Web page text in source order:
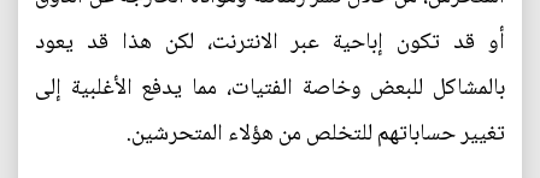
أو قد تكون إباحية عبر الانترنت، لكن هذا قد يعود
بالمشاكل للبعض وخاصة الفتيات، مما يدفع الأغلبية إلى
تغيير حساباتهم للتخلص من هؤلاء المتحرشين.